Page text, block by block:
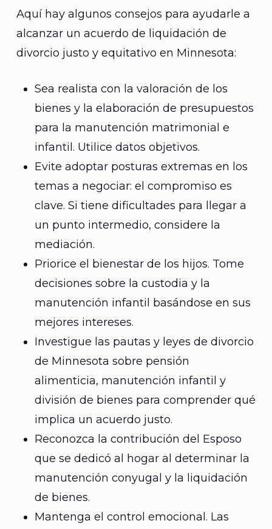
Aquí hay algunos consejos para ayudarle a
alcanzar un acuerdo de liquidación de
divorcio justo y equitativo en Minnesota:
Sea realista con la valoración de los
bienes y la elaboración de presupuestos
para la manutención matrimonial e
infantil. Utilice datos objetivos.
Evite adoptar posturas extremas en los
temas a negociar: el compromiso es
clave. Si tiene dificultades para llegar a
un punto intermedio, considere la
mediación.
Priorice el bienestar de los hijos. Tome
decisiones sobre la custodia y la
manutención infantil basándose en sus
mejores intereses.
Investigue las pautas y leyes de divorcio
de Minnesota sobre pensión
alimenticia, manutención infantil y
división de bienes para comprender qué
implica un acuerdo justo.
Reconozca la contribución del Esposo
que se dedicó al hogar al determinar la
manutención conyugal y la liquidación
de bienes.
Mantenga el control emocional. Las